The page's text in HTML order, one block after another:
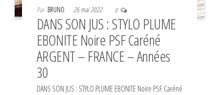
Par BRUNO 26 mai 2022 0
DANS SON JUS : STYLO PLUME
EBONITE Noire PSF Caréné
ARGENT – FRANCE – Années
30
DANS SON JUS : STYLO PLUME EBONITE Noire PSF Caréné